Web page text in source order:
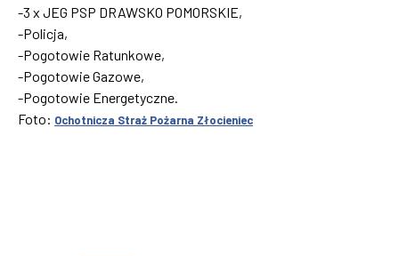
-3 x JEG PSP DRAWSKO POMORSKIE,
-Policja,
-Pogotowie Ratunkowe,
-Pogotowie Gazowe,
-Pogotowie Energetyczne.
Foto: Ochotnicza Straż Pożarna Złocieniec